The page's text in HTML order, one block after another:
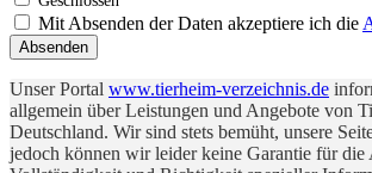
Mit Absenden der Daten akzeptiere ich die
Absenden
Unser Portal www.tierheim-verzeichnis.de
allgemein über Leistungen und Angebote von
Deutschland. Wir sind stets bemüht, unsere
jedoch können wir leider keine Garantie für die